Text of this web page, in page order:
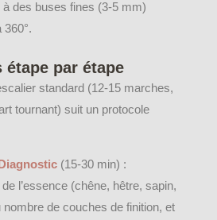
à des buses fines (3-5 mm)
360°.
étape par étape
standard (12-15 marches,
tournant) suit un protocole
(15-30 min) :
l’essence (chêne, hêtre, sapin,
nombre de couches de finition, et